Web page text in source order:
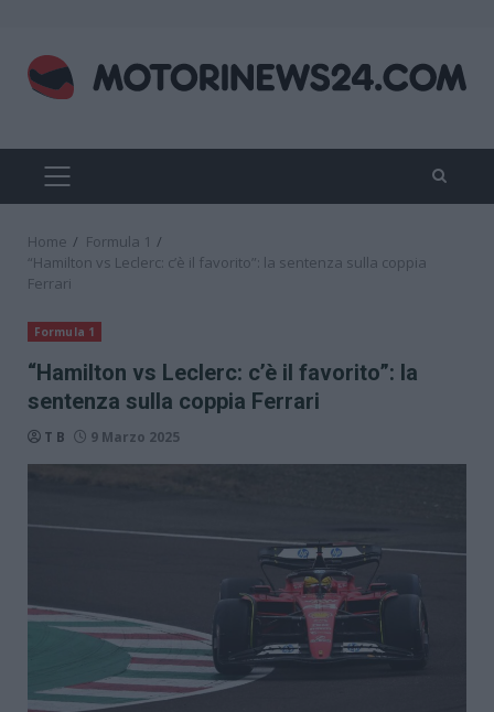
content
PRIMARY
MENU
Home
Formula 1
“Hamilton vs Leclerc: c’è il favorito”: la sentenza sulla coppia
Ferrari
Formula 1
“Hamilton vs Leclerc: c’è il favorito”: la
sentenza sulla coppia Ferrari
T B 9 Marzo 2025